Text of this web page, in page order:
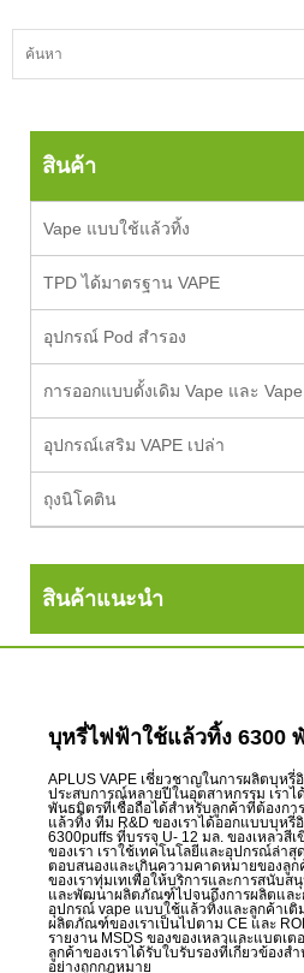
สินค้า
Vape แบบใช้แล้วทิ้ง
TPD ได้มาตรฐาน VAPE
อุปกรณ์ Pod สำรอง
การออกแบบดั้งเดิม Vape และ
อุปกรณ์เสริม VAPE เปล่า
ถุงนิโคติน
สินค้าแนะนำ
บุหรี่ไฟฟ้าใช้แล้วทิ้ง 6300
APLUS VAPE เชี่ยวชาญในการผลิตบุหรี่
ประสบการณ์หลายปีในอุตสาหกรรม เราไ
พันธมิตรที่เชื่อถือได้สำหรับลูกค้าที่ต้องกา
แล้วทิ้ง ทีม R&D ของเราได้ออกแบบบุหรี่
6300puffs ที่บรรจุ U- 12 มล. ของเหลวสี
ของเรา เราใช้เทคโนโลยีและอุปกรณ์ล่
ตอบสนองและเกินความคาดหมายของลู
ของเราทุ่มเทเพื่อให้บริการและการสนับ
และพัฒนาผลิตภัณฑ์ไปจนถึงการผลิตและ
อุปกรณ์ vape แบบใช้แล้วทิ้งและลูกค้าเติ
ผลิตภัณฑ์ของเราเป็นไปตาม CE และ
รายงาน MSDS ของของเหลวและแบตเต
ลูกค้าของเราได้รับใบรับรองที่เกี่ยวข้องส
อย่างถูกกฎหมาย